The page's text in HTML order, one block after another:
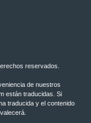
reservados.
de nuestros
están traducidas. Si
traducida y el contenido